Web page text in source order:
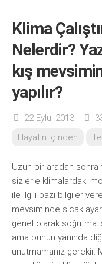
Klima
Nelerdir?
kış
yapılır?
22 Eylül 2013
Hayatın İçinden
Uzun bir aradan
sizlerle klimalardaki
ile ilgili bazı bilgiler
mevsiminde sıcak
genel olarak soğutma
ama bunun yanında
unutmamanız gerekir.